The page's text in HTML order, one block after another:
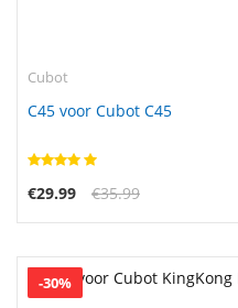
Cubot
C45 voor Cubot C45
€29.99 €35.99
-30%